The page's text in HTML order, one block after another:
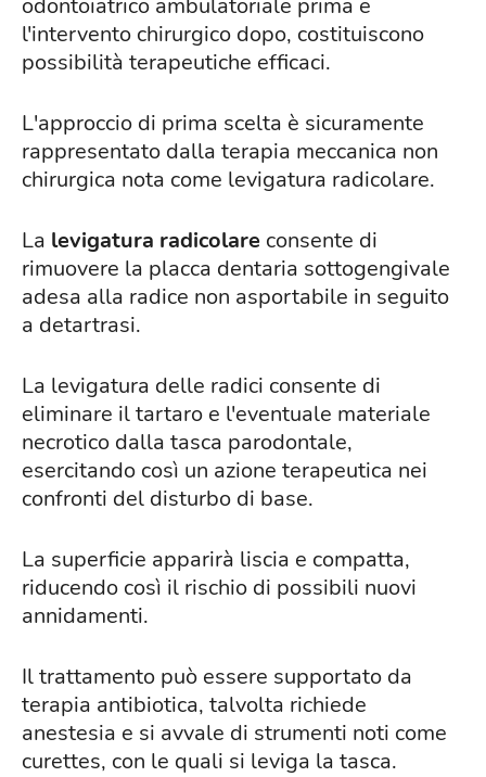
l'intervento chirurgico dopo, costituiscono
possibilità terapeutiche efficaci.
L'approccio di prima scelta è sicuramente
rappresentato dalla terapia meccanica non
chirurgica nota come levigatura radicolare.
La levigatura radicolare consente di
rimuovere la placca dentaria sottogengivale
adesa alla radice non asportabile in seguito
a detartrasi.
La levigatura delle radici consente di
eliminare il tartaro e l'eventuale materiale
necrotico dalla tasca parodontale,
esercitando così un azione terapeutica nei
confronti del disturbo di base.
La superficie apparirà liscia e compatta,
riducendo così il rischio di possibili nuovi
annidamenti.
Il trattamento può essere supportato da
terapia antibiotica, talvolta richiede
anestesia e si avvale di strumenti noti come
curettes, con le quali si leviga la tasca.